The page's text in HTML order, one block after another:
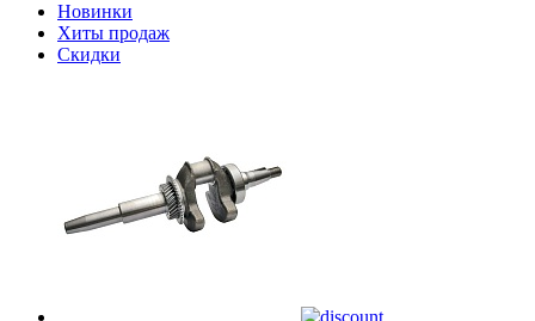
Новинки
Хиты продаж
Скидки